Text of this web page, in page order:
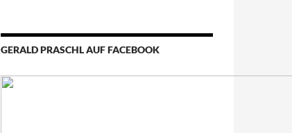
GERALD PRASCHL AUF FACEBOOK